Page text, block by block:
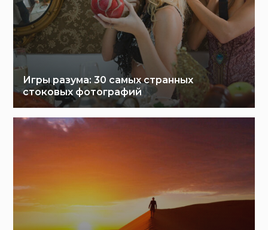
Игры разума: 30 самых странных
стоковых фотографий